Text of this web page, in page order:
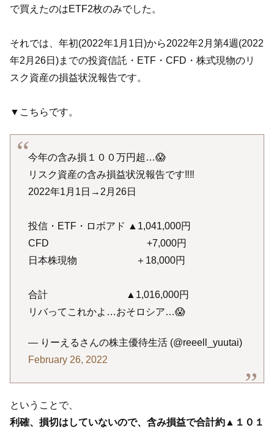
で買えたのはETF2枚のみでした。
それでは、年初(2022年1月1日)から2022年2月第4週(2022
年2月26日)までの投資信託・ETF・CFD・株式現物のリ
スク資産の損益状況報告です。
▼こちらです。
今年の含み損１００万円超…😱
リスク資産の含み損益状況報告です‼️‼️
2022年1月1日→2月26日
投信・ETF・ロボアド ▲1,041,000円
CFD +7,000円
日本株現物 ＋18,000円
合計 ▲1,016,000円
リバってこれかよ…おそロシア…😱
— りーえるさんの株主優待生活 (@reeell_yuutai)
February 26, 2022
ということで、
利確、損切はしていないので、含み損益で合計約▲１０１